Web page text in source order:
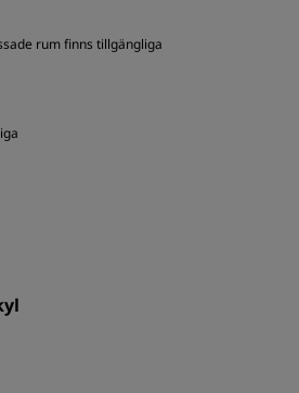
rum finns tillgängliga